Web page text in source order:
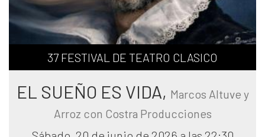
37 FESTIVAL DE TEATRO CLASICO
EL SUEÑO ES VIDA, Marcos Altuve y
Arroz con Costra Producciones